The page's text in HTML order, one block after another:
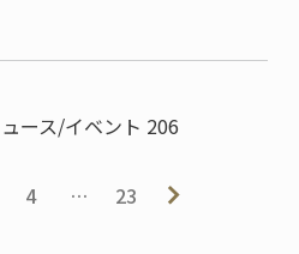
ース/イベント 206
4 … 23